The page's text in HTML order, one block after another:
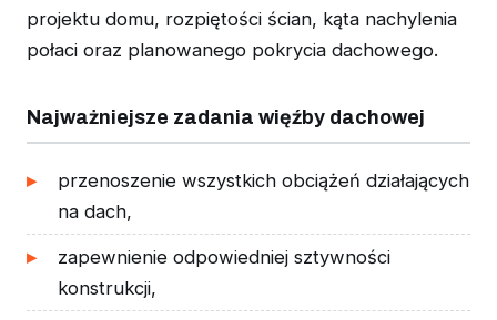
projektu domu, rozpiętości ścian, kąta nachylenia
połaci oraz planowanego pokrycia dachowego.
Najważniejsze zadania więźby dachowej
przenoszenie wszystkich obciążeń działających
na dach,
zapewnienie odpowiedniej sztywności
konstrukcji,